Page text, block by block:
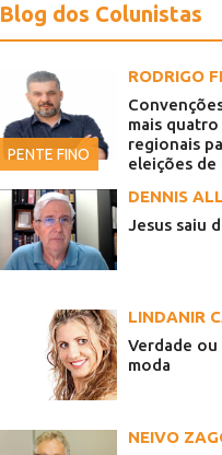
Blog dos Colunistas
PENTE FINO
RODRIGO
mais
regionais
eleições
DENNIS
Jesus saiu
LINDANIR
Verdade ou
moda
NEIVO